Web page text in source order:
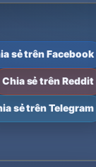
sẻ trên Facebook
Chia sẻ trên Reddit
sẻ trên Telegram